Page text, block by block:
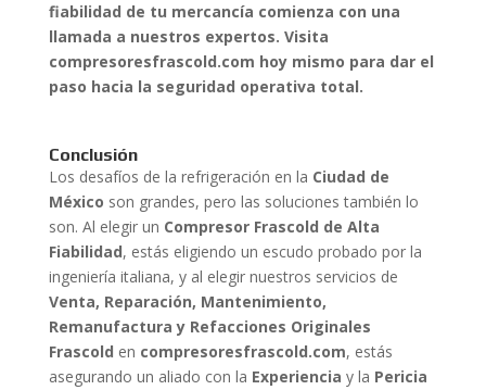
fiabilidad de tu mercancía comienza con una
llamada a nuestros expertos. Visita
compresoresfrascold.com hoy mismo para dar el
paso hacia la seguridad operativa total.
Conclusión
Los desafíos de la refrigeración en la Ciudad de
México son grandes, pero las soluciones también lo
son. Al elegir un Compresor Frascold de Alta
Fiabilidad, estás eligiendo un escudo probado por la
ingeniería italiana, y al elegir nuestros servicios de
Venta, Reparación, Mantenimiento,
Remanufactura y Refacciones Originales
Frascold en compresoresfrascold.com, estás
asegurando un aliado con la Experiencia y la Pericia